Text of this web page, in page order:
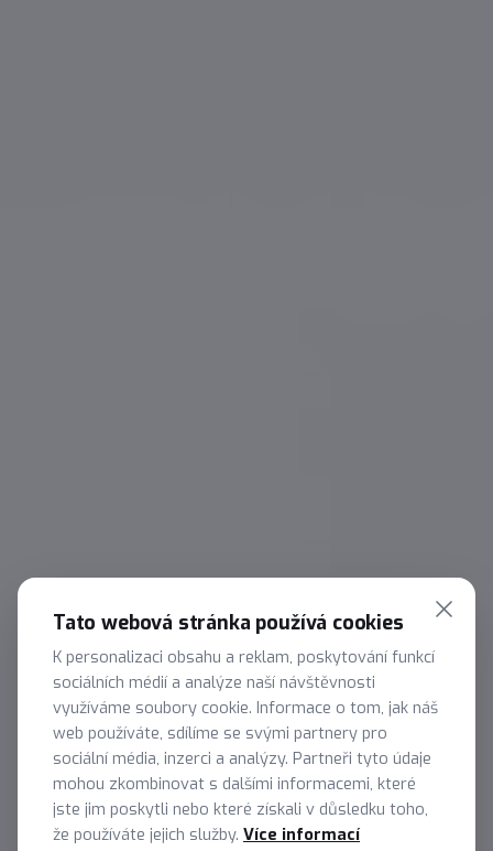
Získejte přehled o výkonu
marketingu
Mějte data o tom, kam zaměřit marketingové
aktivity a získejte přehled o výkonu vašich
komunikačních i reklamních kampaní. Propojíme
data z reklamních platforem, webu a sociálních
sítí do přehledných reportů pro vaše snadnější
Tato webová stránka používá cookies
K personalizaci obsahu a reklam, poskytování funkcí
sociálních médií a analýze naší návštěvnosti
využíváme soubory cookie. Informace o tom, jak náš
web používáte, sdílíme se svými partnery pro
sociální média, inzerci a analýzy. Partneři tyto údaje
mohou zkombinovat s dalšími informacemi, které
jste jim poskytli nebo které získali v důsledku toho,
že používáte jejich služby. Více informací